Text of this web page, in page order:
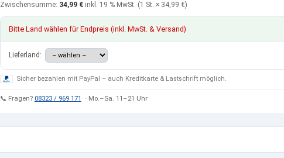
Zwischensumme: 34,99 € inkl. 19 % MwSt. (1 St. × 34,99 €)
Bitte Land wählen für Endpreis (inkl. MwSt. & Versand)
Lieferland:
Sicher bezahlen mit PayPal – auch Kreditkarte & Lastschrift möglich.
📞 Fragen? 08323 / 969 171 · Mo.–Sa. 11–21 Uhr